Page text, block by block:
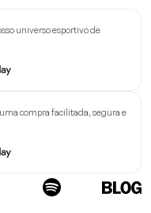
universo esportivo de
compra facilitada, segura e